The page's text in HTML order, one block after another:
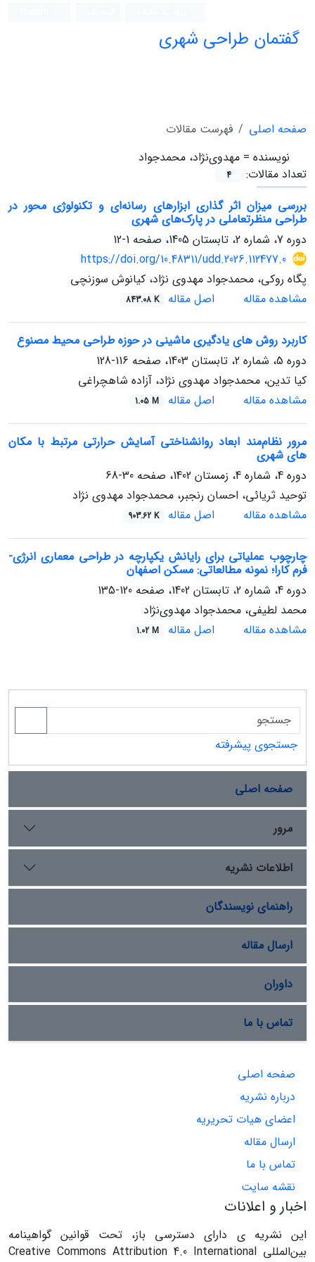
گفتمان طراحی شهری
صفحه اصلی
فهرست مقالات
نویسنده = مهدوی‌نژاد، محمدجواد
تعداد مقالات:
4
بررسی میزان اثر گذاری ابزارهای رسانه‌ای و تکنولوژی محور در
طراحی منظرتعاملی در پارک‌های شهری
دوره 7، شماره 2، تابستان 1405، صفحه
1-12
https://doi.org/10.48311/udd.2026.112477.0
پگاه روکی، محمدجواد مهدوی نژاد، کیانوش سوزنچی
مشاهده مقاله
اصل مقاله 843.08 K
کاربرد روش های یادگیری ماشینی در حوزه طراحی محیط مصنوع
دوره 5، شماره 2، تابستان 1403، صفحه
116-128
کیا تدین، محمدجواد مهدوی نژاد، آزاده شاهچراغی
مشاهده مقاله
اصل مقاله 1.05 M
مرور نظام‌مند ابعاد روانشناختی آسایش حرارتی مرتبط با مکان
های شهری
دوره 4، شماره 4، زمستان 1402، صفحه
30-68
توحید ثریائی، احسان رنجبر، محمدجواد مهدوی نژاد
مشاهده مقاله
اصل مقاله 903.62 K
چارچوب عملیاتی برای رایانش یکپارچه در طراحی معماری انرژی-
فرم کارا؛ نمونه مطالعاتی: مسکن اصفهان
دوره 4، شماره 2، تابستان 1402، صفحه
120-135
محمد لطیفی، محمدجواد مهدوی‌نژاد
مشاهده مقاله
اصل مقاله 1.02 M
جستجوی پیشرفته
صفحه اصلی
مرور
اطلاعات نشریه
راهنمای نویسندگان
ارسال مقاله
داوران
تماس با ما
صفحه اصلی
درباره نشریه
اعضای هیات تحریریه
ارسال مقاله
تماس با ما
نقشه سایت
اخبار و اعلانات
این نشریه ی دارای دسترسی باز، تحت قوانین گواهینامه
بین‌المللی Creative Commons Attribution 4.0 International